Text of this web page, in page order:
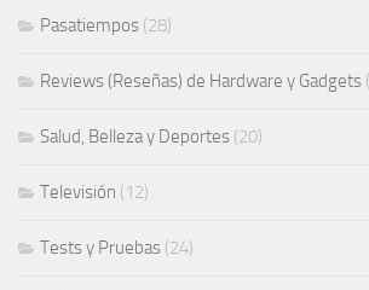
Pasatiempos (28)
Reviews (Reseñas) de Hardware y Gadgets
Salud, Belleza y Deportes (20)
Televisión (12)
Tests y Pruebas (24)